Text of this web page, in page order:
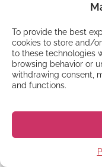
To provide the best
cookies to store and/
to these technologies
browsing behavior or
withdrawing consent,
and functions.
Guia
sobre
um
sendo
Atualizado em
pensou em
como um